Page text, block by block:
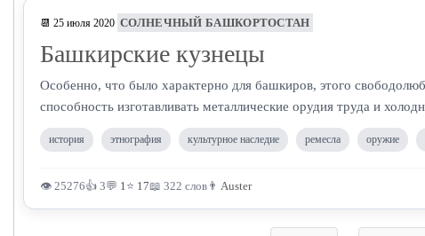
📆 25 июля 2020 СОЛНЕЧНЫЙ БАШКОРТОСТАН
Башкирские кузнецы
Особенно, что было характерно для башкиров, этого
способность изготавливать металлические орудия труда и
история этнография культурное наследие ремесла оружие
👁 25276👍 3💬 1⭐ 17📖 322 слов 👨 Auster